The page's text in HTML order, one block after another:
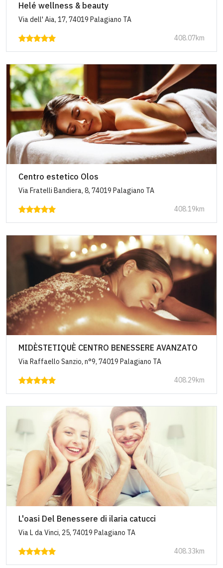
Helé wellness & beauty
Via dell' Aia, 17, 74019 Palagiano TA
408.07km
Centro estetico Olos
Via Fratelli Bandiera, 8, 74019 Palagiano TA
408.19km
MIDÈSTETIQUÈ CENTRO BENESSERE AVANZATO
Via Raffaello Sanzio, n°9, 74019 Palagiano TA
408.29km
L'oasi Del Benessere di ilaria catucci
Via L da Vinci, 25, 74019 Palagiano TA
408.33km